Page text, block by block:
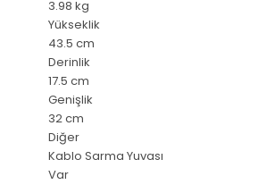
3.98 kg
Yükseklik
43.5 cm
Derinlik
17.5 cm
Genişlik
32 cm
Diğer
Kablo Sarma Yuvası
Var